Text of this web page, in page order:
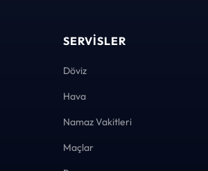
SERVISLER
Döviz
Hava
Namaz Vakitleri
Maçlar